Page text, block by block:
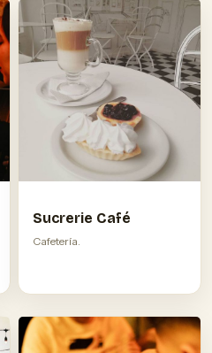
Sucrerie Café
Cafetería.